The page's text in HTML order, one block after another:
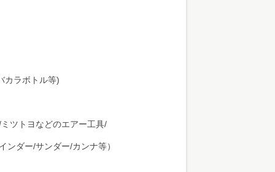
カラボトル等)
ツトヨなどのエアー工具/
ダー/サンダー/カンナ等）